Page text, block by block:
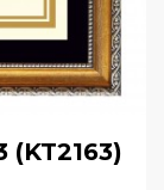
(KT2163)